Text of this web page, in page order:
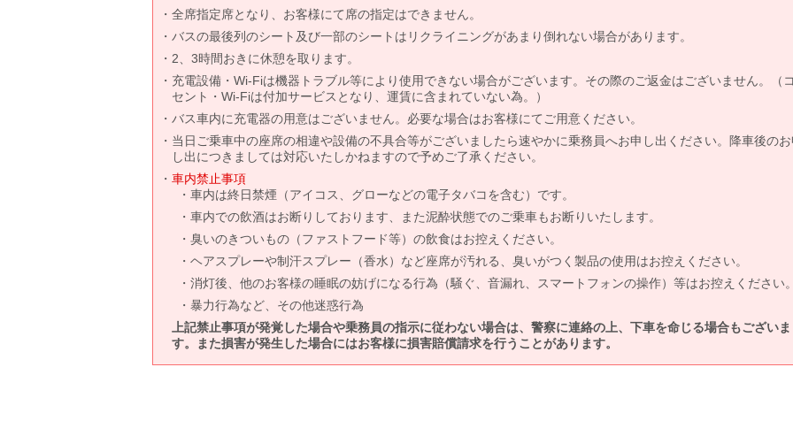
全席指定席となり、お客様にて席の指定はできません。
バスの最後列のシート及び一部のシートはリクライニングがあまり倒れない場合があります。
2、3時間おきに休憩を取ります。
充電設備・Wi-Fiは機器トラブル等により使用できない場合がございます。その際のご返金はございません。（
セント・Wi-Fiは付加サービスとなり、運賃に含まれていない為。）
バス車内に充電器の用意はございません。必要な場合はお客様にてご用意ください。
当日ご乗車中の座席の相違や設備の不具合等がございましたら速やかに乗務員へお申し出ください。降車後の
し出につきましては対応いたしかねますので予めご了承ください。
車内禁止事項
車内は終日禁煙（アイコス、グローなどの電子タバコを含む）です。
車内での飲酒はお断りしております、また泥酔状態でのご乗車もお断りいたします。
臭いのきついもの（ファストフード等）の飲食はお控えください。
ヘアスプレーや制汗スプレー（香水）など座席が汚れる、臭いがつく製品の使用はお控えください。
消灯後、他のお客様の睡眠の妨げになる行為（騒ぐ、音漏れ、スマートフォンの操作）等はお控えください
暴力行為など、その他迷惑行為
上記禁止事項が発覚した場合や乗務員の指示に従わない場合は、警察に連絡の上、下車を命じる場合もございま
す。また損害が発生した場合にはお客様に損害賠償請求を行うことがあります。